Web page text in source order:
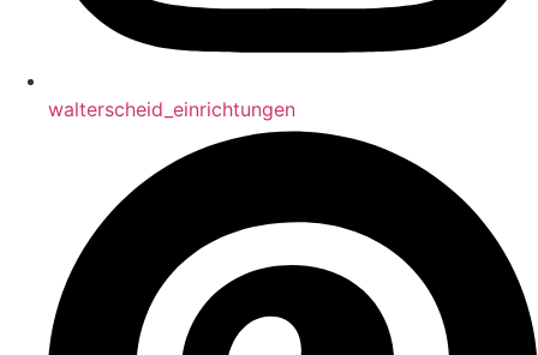
walterscheid_einrichtungen